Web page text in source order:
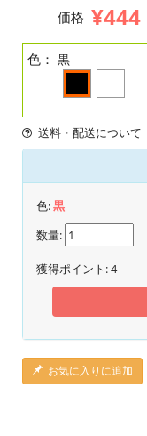
価格 ¥444
色： 黒
送料・配送について
色:黒
数量:
獲得ポイント:4
お気に入りに追加